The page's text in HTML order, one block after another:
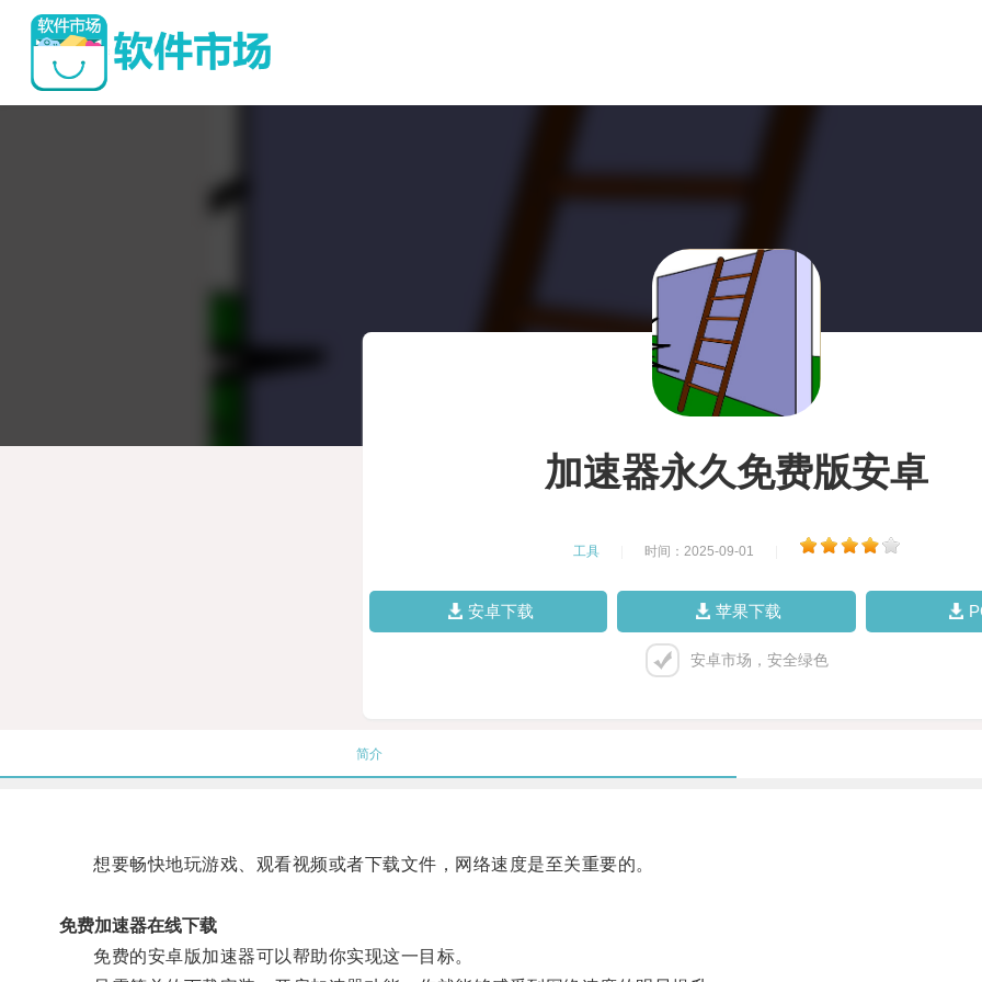
加速器永久免费版安卓
工具 时间：2025-09-01
安卓下载 苹果下载
安卓市场，安全绿色
简介
想要畅快地玩游戏、观看视频或者下载文件，网络速度是至关重要的。
免费加速器在线下载
免费的安卓版加速器可以帮助你实现这一目标。